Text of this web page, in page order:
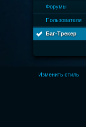
Форумы
Пользователи
Баг-Трекер
Изменить стиль